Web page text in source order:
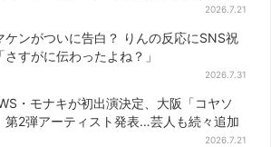
2026.7.21
ケンがついに告白？ りんの反応にSNS祝
さすがに伝わったよね？」
2026.7.31
・モナキが初出演決定、大阪「コヤソ
第2弾アーティスト発表…芸人も続々追加
2026.7.21